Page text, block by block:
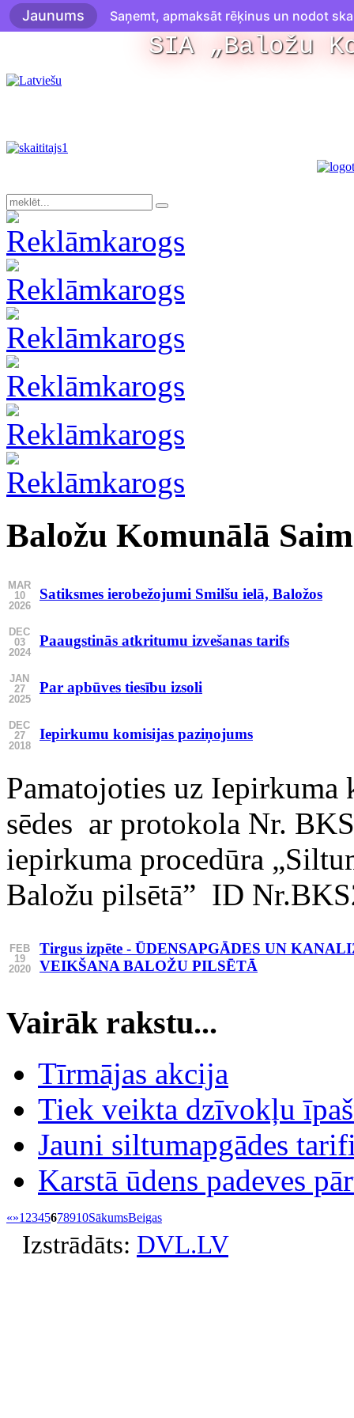
SIA „Baložu
Baložu Komunālā
MAR
10
2026
Satiksmes ierobežojumi Smilšu ielā, Baložos
DEC
03
2024
Paaugstinās atkritumu izvešanas tarifs
JAN
27
2025
Par apbūves tiesību izsoli
DEC
27
2018
Iepirkumu komisijas paziņojums
Pamatojoties uz Iepirkuma
sēdes ar protokola Nr.
iepirkuma procedūra
Baložu pilsētā” ID
FEB
19
2020
Tirgus izpēte - ŪDENSAPGĀDES UN
VEIKŠANA BALOŽU PILSĒTĀ
Vairāk rakstu...
Tīrmājas akcija
Tiek veikta dzīvokļu
Jauni siltumapgādes
Karstā ūdens padeves
«»1 2345678910SākumsBeigas
Izstrādāts: DVL.LV
Jaunums Saņemt, apmaksāt rēķinus un nodot